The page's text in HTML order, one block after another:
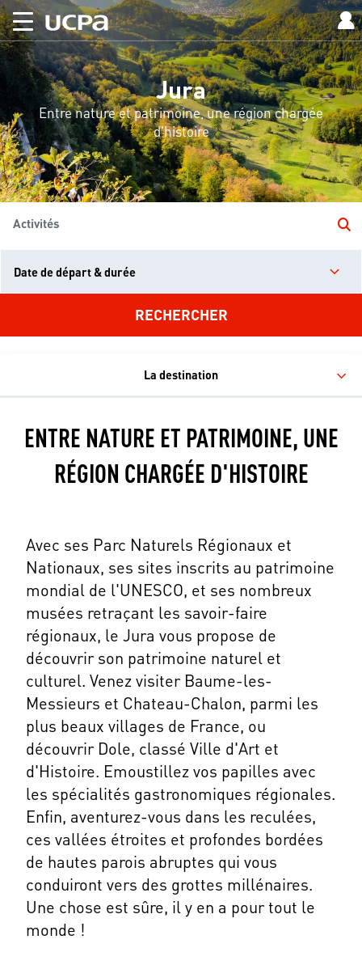
Jura
Entre nature et patrimoine, une région chargée
d'histoire
Activités
Date de départ & durée
RECHERCHER
La destination
ENTRE NATURE ET PATRIMOINE, UNE
RÉGION CHARGÉE D'HISTOIRE
Avec ses Parc Naturels Régionaux et
Nationaux, ses sites inscrits au patrimoine
mondial de l'UNESCO, et ses nombreux
musées retraçant les savoir-faire
régionaux, le Jura vous propose de
découvrir son patrimoine naturel et
culturel. Venez visiter Baume-les-
Messieurs et Chateau-Chalon, parmi les
plus beaux villages de France, ou
découvrir Dole, classé Ville d'Art et
d'Histoire. Emoustillez vos papilles avec
les spécialités gastronomiques régionales.
Enfin, aventurez-vous dans les reculées,
ces vallées étroites et profondes bordées
de hautes parois abruptes qui vous
conduiront vers des grottes millénaires.
Une chose est sûre, il y en a pour tout le
monde !